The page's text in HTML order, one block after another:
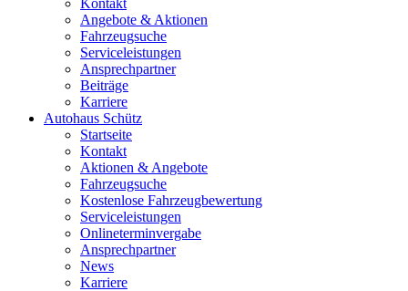
Kontakt
Angebote & Aktionen
Fahrzeugsuche
Serviceleistungen
Ansprechpartner
Beiträge
Karriere
Autohaus Schütz
Startseite
Kontakt
Aktionen & Angebote
Fahrzeugsuche
Kostenlose Fahrzeugbewertung
Serviceleistungen
Onlineterminvergabe
Ansprechpartner
News
Karriere